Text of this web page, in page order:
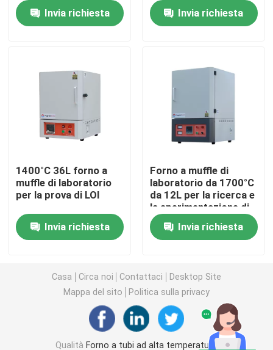
Forno a muffle ad alta temperatura
Fornaci industriali a camera
forno a suola del carrello ferroviario
fornace della cinghia della maglia
Forno ad idrogeno
Invia richiesta
Invia richiesta
1400°C 36L forno a
muffle di laboratorio
per la prova di LOI
Invia richiesta
Forno a muffle di
laboratorio da 1700°C
da 12L per la ricerca e
la sperimentazione di
reazioni
Invia richiesta
Casa Circa noi Contattaci
Desktop Site
Mappa del sito
Politica sulla privacy
Qualità Forno a tubi ad alta temperatura